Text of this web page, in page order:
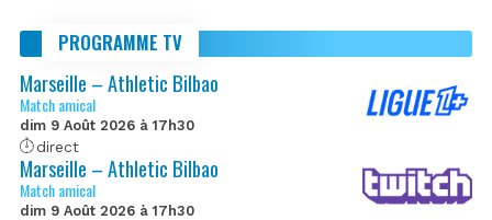
PROGRAMME TV
Marseille – Athletic Bilbao
Match amical
dim 9 Août 2026 à 17h30
direct
Marseille – Athletic Bilbao
Match amical
dim 9 Août 2026 à 17h30